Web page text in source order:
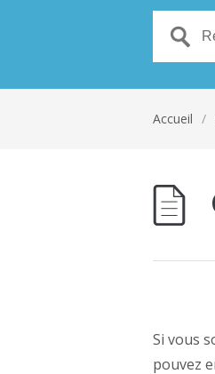
Accueil /
Si vous
pouvez